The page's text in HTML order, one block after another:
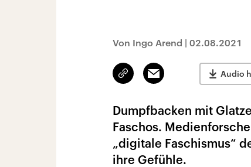
Von Ingo Arend | 02.08.2021
Link
kopieren/teilen
Email Audio
Dumpfbacken mit
Faschos.
„digitale Faschismus“
ihre Gefühle.